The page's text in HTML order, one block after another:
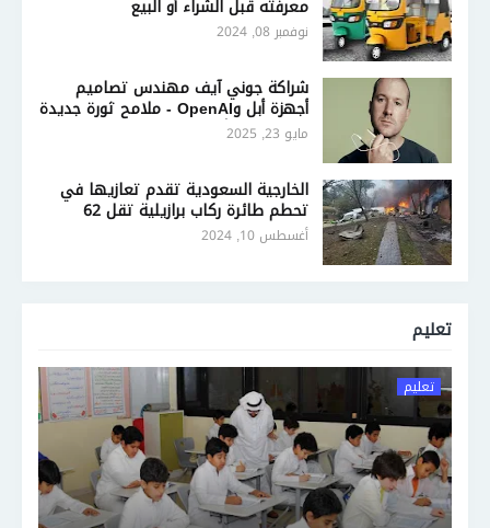
معرفته قبل الشراء أو البيع
نوفمبر 08, 2024
شراكة جوني آيف مهندس تصاميم
أجهزة أبل وOpenAI - ملامح ثورة جديدة
في تصميم أجهزة الذكاء الاصطناعي
مايو 23, 2025
الخارجية السعودية تقدم تعازيها في
تحطم طائرة ركاب برازيلية تقل 62
شخصًا
أغسطس 10, 2024
تعليم
تعليم